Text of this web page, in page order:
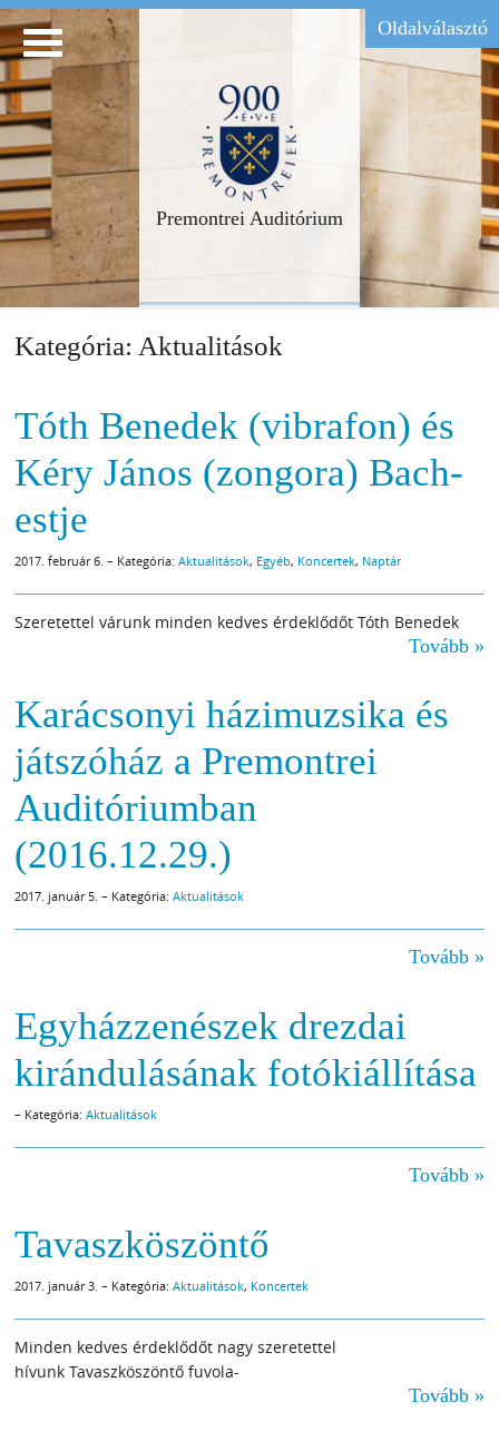
Oldalválasztó
Premontrei Auditórium
Kategória: Aktualitások
Tóth Benedek (vibrafon) és
Kéry János (zongora) Bach-
estje
2017. február 6. – Kategória:Aktualitások, Egyéb, Koncertek, Naptár
Szeretettel várunk minden kedves érdeklődőt Tóth Benedek
Tovább »
Karácsonyi házimuzsika és
játszóház a Premontrei
Auditóriumban
(2016.12.29.)
2017. január 5. – Kategória:Aktualitások
Tovább »
Egyházzenészek drezdai
kirándulásának fotókiállítása
– Kategória:Aktualitások
Tovább »
Tavaszköszöntő
2017. január 3. – Kategória:Aktualitások, Koncertek
Minden kedves érdeklődőt nagy szeretettel
hívunk Tavaszköszöntő fuvola-
Tovább »